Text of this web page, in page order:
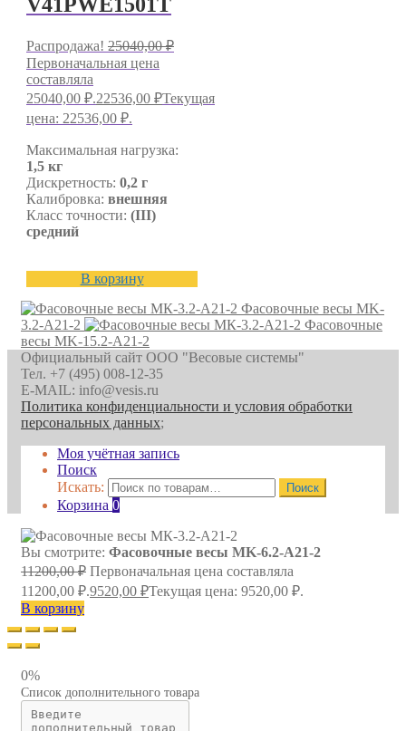
V41PWE1501T
Распродажа! 25040,00₽
Первоначальная цена
составляла
25040,00 ₽.22536,00 ₽Текущая
цена: 22536,00 ₽.
Максимальная нагрузка:
1,5 кг
Дискретность: 0,2 г
Калибровка: внешняя
Класс точности: (III)
средний
В корзину
Фасовочные весы MK-
3.2-A21-2
Фасовочные
весы MK-15.2-A21-2
Официальный сайт ООО "Весовые системы"
Тел. +7 (495) 008-12-35
E-MAIL: info@vesis.ru
Политика конфиденциальности и условия обработки
персональных данных;
Моя учётная запись
Поиск
Искать:
Поиск
Корзина 0
Вы смотрите: Фасовочные весы MK-6.2-A21-2
11200,00₽ Первоначальная цена составляла
11200,00 ₽.9520,00 ₽Текущая цена: 9520,00 ₽.
В корзину
0%
Список дополнительного товара